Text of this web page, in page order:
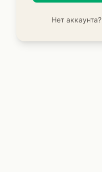
Нет аккаунта?